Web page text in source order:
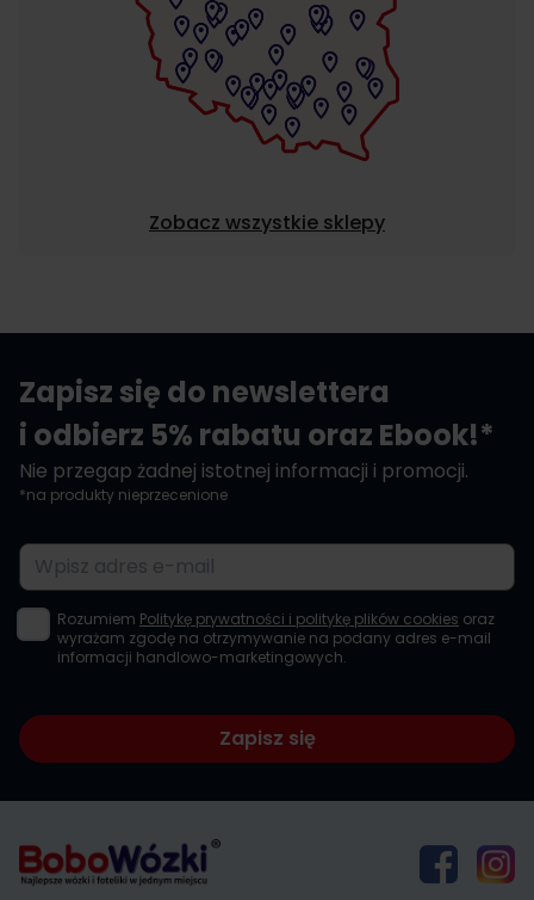
Zobacz wszystkie sklepy
Zapisz się do newslettera
i odbierz 5% rabatu oraz Ebook!*
Nie przegap żadnej istotnej informacji i promocji.
*na produkty nieprzecenione
Adres e-mail
Rozumiem Politykę prywatności i politykę plików cookies oraz
wyrażam zgodę na otrzymywanie na podany adres e-mail
informacji handlowo-marketingowych.
Zapisz się